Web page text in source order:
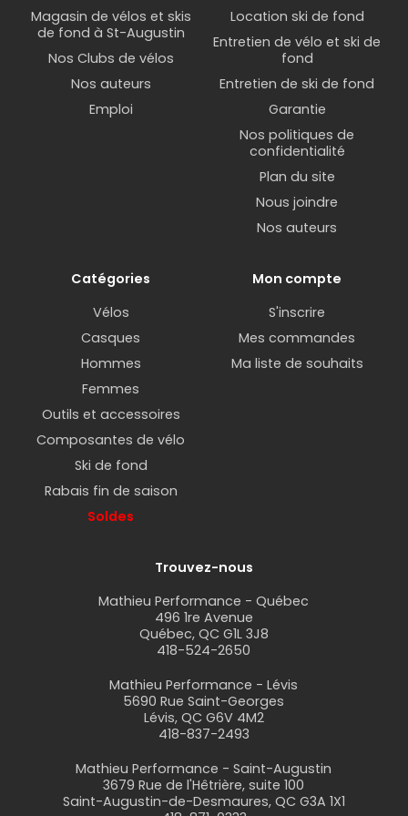
Capteur de fréquence cardiaque
Un capteur de fréquence cardiaque est un
appareil qui enregistre en temps réel votre poul. Il
se présente habituellement sous la forme d’une
ceinture de fréquence cardiaque, comme le
bracelets incluent ce type de capteur. Pour voir
votre fréquence cardiaque, il est nécessaire que
cyclomètre, téléphone ou autre) puisse recevoir
Connaître sa fréquence cardiaque en temps réel
sert à mesurer l’effort qu’on déploie à vélo, à
rouler en toute sécurité et à bonifier vos
entraînements.
Magasin de vélos et skis
de fond à St-Augustin
Nos Clubs de vélos
Nos auteurs
Emploi
Location ski de fond
Entretien de vélo et ski de
fond
Entretien de ski de fond
Garantie
Nos politiques de
confidentialité
Plan du site
Nous joindre
Nos auteurs
Catégories
Vélos
Casques
Hommes
Femmes
Outils et accessoires
Composantes de vélo
Ski de fond
Rabais fin de saison
Soldes
Mon compte
S'inscrire
Mes commandes
Ma liste de souhaits
Trouvez-nous
Mathieu Performance - Québec
496 1re Avenue
Québec, QC G1L 3J8
418-524-2650
Mathieu Performance - Lévis
5690 Rue Saint-Georges
Lévis, QC G6V 4M2
418-837-2493
Mathieu Performance - Saint-Augustin
3679 Rue de l'Hêtrière, suite 100
Saint-Augustin-de-Desmaures, QC G3A 1X1